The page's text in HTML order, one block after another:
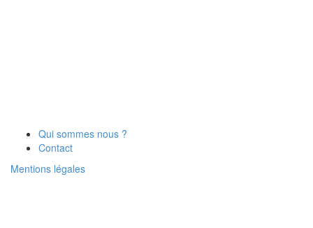
Qui sommes nous ?
Contact
Mentions légales